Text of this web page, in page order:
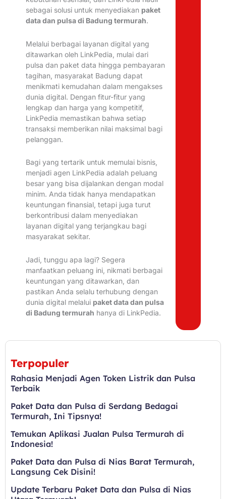
sebagai solusi untuk menyediakan paket
data dan pulsa di Badung termurah.
Melalui berbagai layanan digital yang
ditawarkan oleh LinkPedia, mulai dari
pulsa dan paket data hingga pembayaran
tagihan, masyarakat Badung dapat
menikmati kemudahan dalam mengakses
dunia digital. Dengan fitur-fitur yang
lengkap dan harga yang kompetitif,
LinkPedia memastikan bahwa setiap
transaksi memberikan nilai maksimal bagi
pelanggan.
Bagi yang tertarik untuk memulai bisnis,
menjadi agen LinkPedia adalah peluang
besar yang bisa dijalankan dengan modal
minim. Anda tidak hanya mendapatkan
keuntungan finansial, tetapi juga turut
berkontribusi dalam menyediakan
layanan digital yang terjangkau bagi
masyarakat sekitar.
Jadi, tunggu apa lagi? Segera
manfaatkan peluang ini, nikmati berbagai
keuntungan yang ditawarkan, dan
pastikan Anda selalu terhubung dengan
dunia digital melalui paket data dan pulsa
di Badung termurah hanya di LinkPedia.
Terpopuler
Rahasia Menjadi Agen Token Listrik dan Pulsa
Terbaik
Paket Data dan Pulsa di Serdang Bedagai
Termurah, Ini Tipsnya!
Temukan Aplikasi Jualan Pulsa Termurah di
Indonesia!
Paket Data dan Pulsa di Nias Barat Termurah,
Langsung Cek Disini!
Update Terbaru Paket Data dan Pulsa di Nias